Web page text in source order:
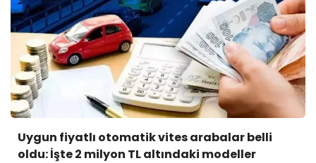
Uygun fiyatlı otomatik vites arabalar belli
oldu: İşte 2 milyon TL altındaki modeller